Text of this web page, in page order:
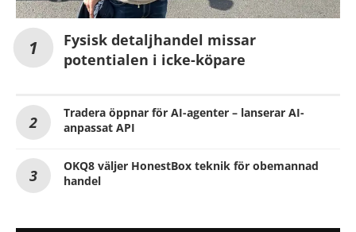
Fysisk detaljhandel missar
potentialen i icke-köpare
Tradera öppnar för AI-agenter – lanserar AI-
anpassat API
OKQ8 väljer HonestBox teknik för obemannad
handel